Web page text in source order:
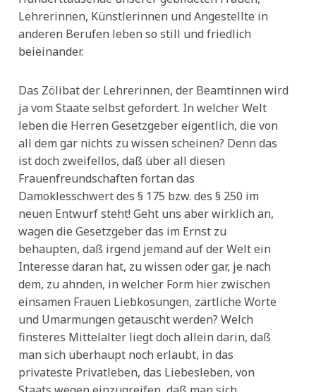
Lehrerinnen, Künstlerinnen und Angestellte in
anderen Berufen leben so still und friedlich
beieinander.
Das Zölibat der Lehrerinnen, der Beamtinnen wird
ja vom Staate selbst gefordert. In welcher Welt
leben die Herren Gesetzgeber eigentlich, die von
all dem gar nichts zu wissen scheinen? Denn das
ist doch zweifellos, daß über all diesen
Frauenfreundschaften fortan das
Damoklesschwert des § 175 bzw. des § 250 im
neuen Entwurf steht! Geht uns aber wirklich an,
wagen die Gesetzgeber das im Ernst zu
behaupten, daß irgend jemand auf der Welt ein
Interesse daran hat, zu wissen oder gar, je nach
dem, zu ahnden, in welcher Form hier zwischen
einsamen Frauen Liebkosungen, zärtliche Worte
und Umarmungen getauscht werden? Welch
finsteres Mittelalter liegt doch allein darin, daß
man sich überhaupt noch erlaubt, in das
privateste Privatleben, das Liebesleben, von